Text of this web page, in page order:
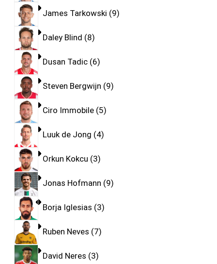
James Tarkowski 9
Daley Blind 8
Dusan Tadic 6
Steven Bergwijn 9
Ciro Immobile 5
Luuk de Jong 4
Orkun Kokcu 3
Jonas Hofmann 9
Borja Iglesias 3
Ruben Neves 7
David Neres 3